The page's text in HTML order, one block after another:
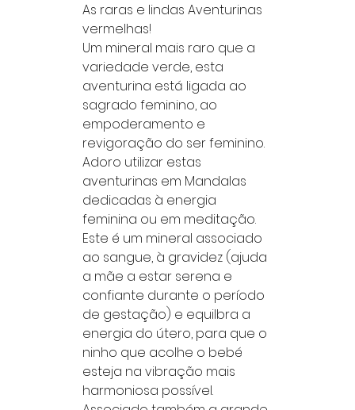
As raras e lindas Aventurinas
vermelhas!
Um mineral mais raro que a
variedade verde, esta
aventurina está ligada ao
sagrado feminino, ao
empoderamento e
revigoração do ser feminino.
Adoro utilizar estas
aventurinas em Mandalas
dedicadas à energia
feminina ou em meditação.
Este é um mineral associado
ao sangue, à gravidez (ajuda
a mãe a estar serena e
confiante durante o período
de gestação) e equilbra a
energia do útero, para que o
ninho que acolhe o bebé
esteja na vibração mais
harmoniosa possível.